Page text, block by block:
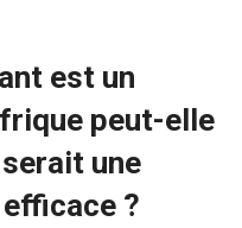
est un
peut-elle
une
?